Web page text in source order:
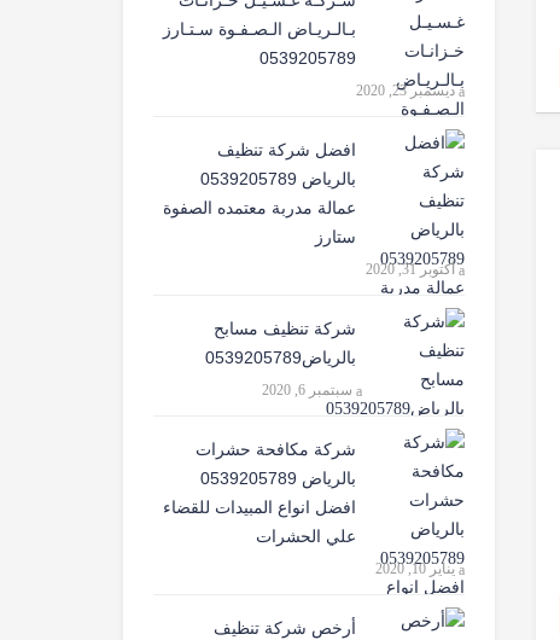
بـالـريـاض الـصـفـوة سـتـارز
0539205789
ديسمبر 23, 2020
افضل شركة تنظيف
بالرياض 0539205789
عمالة مدربة معتمده الصفوة
ستارز
أكتوبر 31, 2020
شركة تنظيف مسابح
بالرياض0539205789
سبتمبر 6, 2020
شركة مكافحة حشرات
بالرياض 0539205789
افضل انواع المبيدات للقضاء
علي الحشرات
يناير 10, 2020
أرخص شركة تنظيف